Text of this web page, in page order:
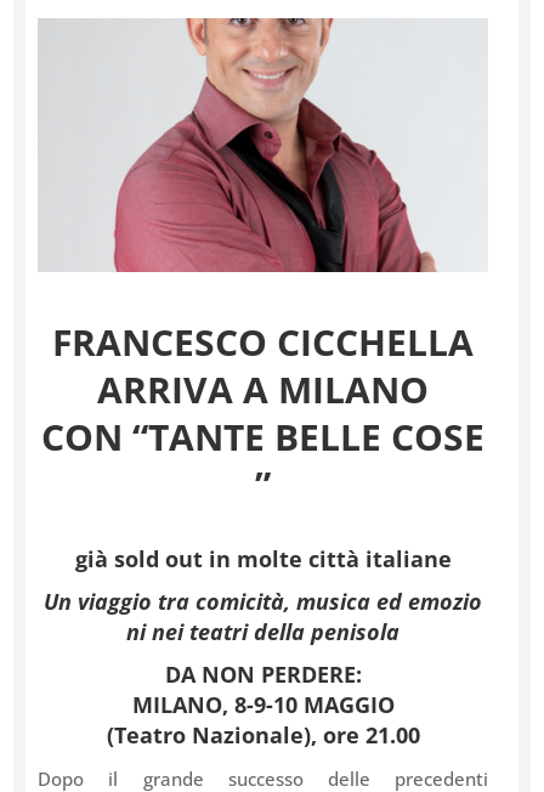
FRANCESCO CICCHELLA
ARRIVAA MILANO
CON“TANTE BELLE COSE
”
già sold out in molte città italiane
Un viaggio tra comicità, musica ed emozio
ni nei teatri della penisola
DA NON PERDERE:
MILANO, 8-9-10 MAGGIO
(Teatro Nazionale), ore 21.00
Dopo il grande successo delle precedenti